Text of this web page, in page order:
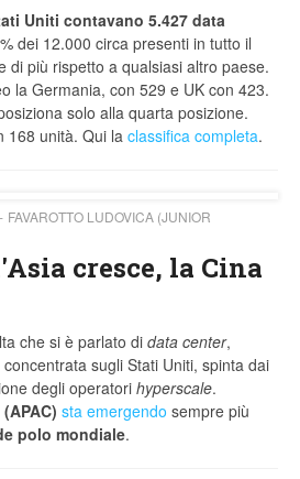
Uniti contavano 5.427 data
dei 12.000 circa presenti in tutto il
di più rispetto a qualsiasi altro paese.
la Germania, con 529 e UK con 423.
solo alla quarta posizione.
168 unità. Qui la classifica completa.
FAVAROTTO LUDOVICA (JUNIOR
cresce, la Cina
che si è parlato di data center,
concentrata sugli Stati Uniti, spinta dai
degli operatori hyperscale.
sta emergendo sempre più
polo mondiale.